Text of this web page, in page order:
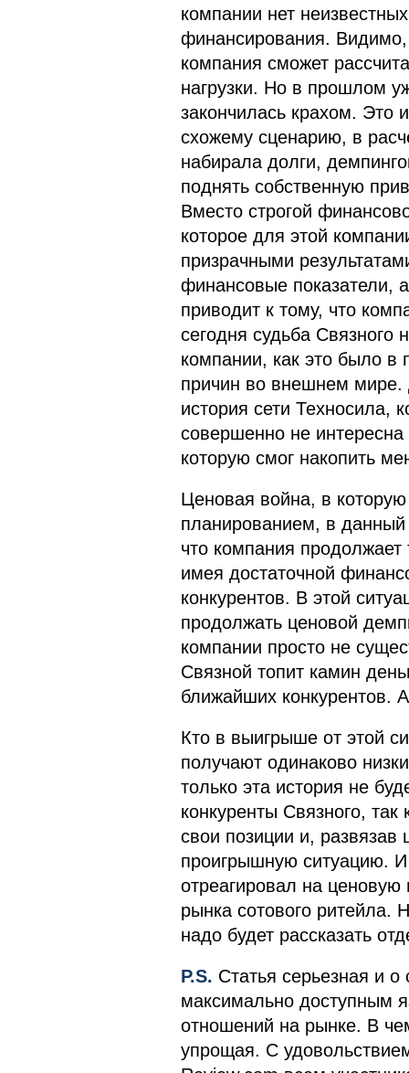
компании нет
финансирования. Видимо,
компания сможет
нагрузки. Но в прошлом
закончилась крахом. Это
схожему сценарию, в
набирала долги,
поднять собственную
Вместо строгой
которое для этой
призрачными
финансовые показатели,
приводит к тому, что
сегодня судьба Связного
компании, как это было в
причин во внешнем мире.
история сети Техносила,
совершенно не интересна
которую смог накопить
Ценовая война, в которую
планированием, в
что компания
имея достаточной
конкурентов. В этой
продолжать ценовой
компании просто не
Связной топит камин
ближайших конкурентов.
Кто в выигрыше от этой
получают одинаково
только эта история не
конкуренты Связного,
свои позиции и, развязав
проигрышную ситуацию. И
отреагировал на ценовую
рынка сотового ритейла.
надо будет рассказать
P.S. Статья серьезная и
максимально доступным
отношений на рынке. В
упрощая. С